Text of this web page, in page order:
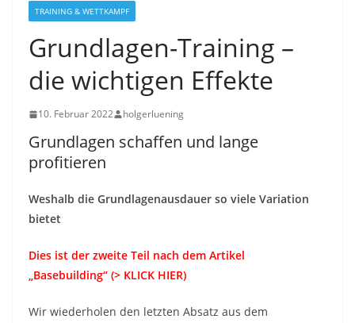
TRAINING & WETTKAMPF
Grundlagen-Training –
die wichtigen Effekte
10. Februar 2022 holgerluening
Grundlagen schaffen und lange
profitieren
Weshalb die Grundlagenausdauer so viele Variation
bietet
Dies ist der zweite Teil nach dem Artikel
„Basebuilding“ (> KLICK HIER)
Wir wiederholen den letzten Absatz aus dem